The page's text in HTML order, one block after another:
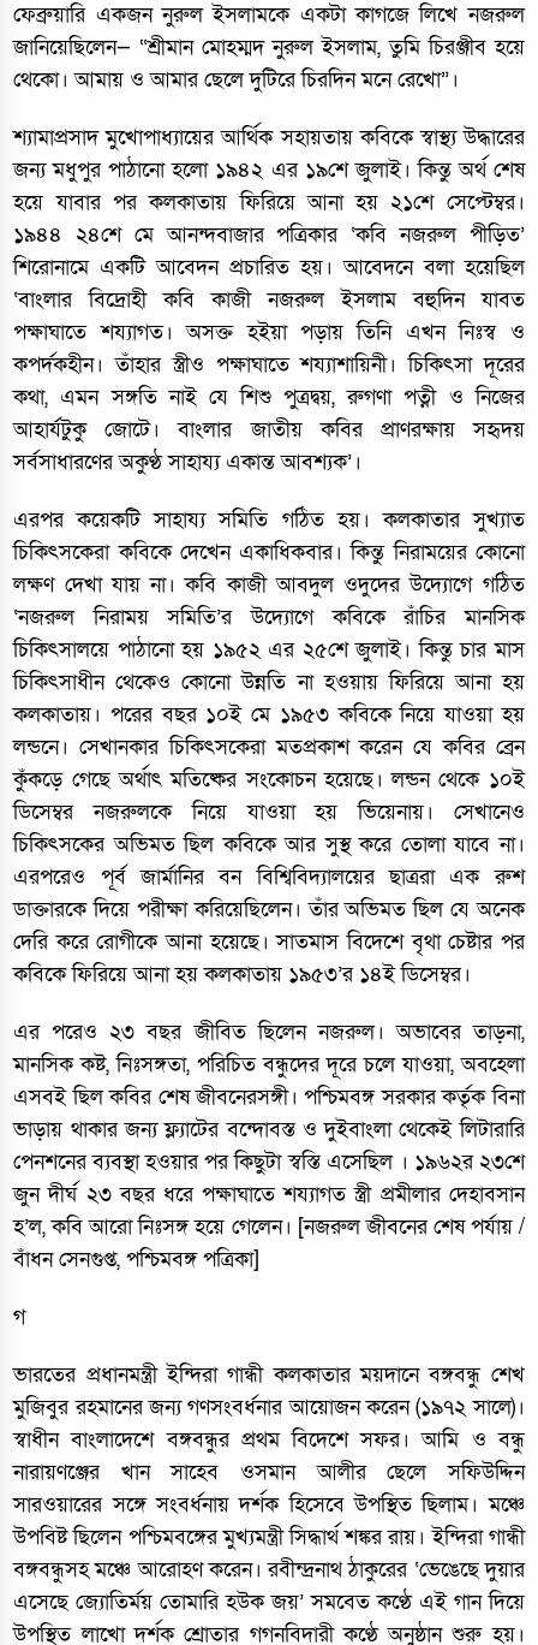
ফেব্রুয়ারি একজন নুরুল ইসলামকে একটা কাগজে লিখে নজরুল
জানিয়েছিলেন— “শ্রীমান মোহম্মদ নুরুল ইসলাম, তুমি চিরঞ্জীব হয়ে
থেকো। আমায় ও আমার ছেলে দুটিরে চিরদিন মনে রেখো”।
শ্যামাপ্রসাদ মুখোপাধ্যায়ের আর্থিক সহায়তায় কবিকে স্বাস্থ্য উদ্ধারের
জন্য মধুপুর পাঠানো হলো ১৯৪২ এর ১৯শে জুলাই। কিন্তু অর্থ শেষ
হয়ে যাবার পর কলকাতায় ফিরিয়ে আনা হয় ২১শে সেপ্টেম্বর।
১৯৪৪ ২৪শে মে আনন্দবাজার পত্রিকার ‘কবি নজরুল পীড়িত’
শিরোনামে একটি আবেদন প্রচারিত হয়। আবেদনে বলা হয়েছিল
‘বাংলার বিদ্রোহী কবি কাজী নজরুল ইসলাম বহুদিন যাবত
পক্ষাঘাতে শয্যাগত। অসক্ত হইয়া পড়ায় তিনি এখন নিঃস্ব ও
কপর্দকহীন। তাঁহার স্ত্রীও পক্ষাঘাতে শয্যাশায়িনী। চিকিৎসা দূরের
কথা, এমন সঙ্গতি নাই যে শিশু পুত্রদ্বয়, রুগণা পত্নী ও নিজের
আহার্যটুকু জোটে। বাংলার জাতীয় কবির প্রাণরক্ষায় সহৃদয়
সর্বসাধারণের অকুণ্ঠ সাহায্য একান্ত আবশ্যক’।
এরপর কয়েকটি সাহায্য সমিতি গঠিত হয়। কলকাতার সুখ্যাত
চিকিৎসকেরা কবিকে দেখেন একাধিকবার। কিন্তু নিরাময়ের কোনো
লক্ষণ দেখা যায় না। কবি কাজী আবদুল ওদুদের উদ্যোগে গঠিত
‘নজরুল নিরাময় সমিতি’র উদ্যোগে কবিকে রাঁচির মানসিক
চিকিৎসালয়ে পাঠানো হয় ১৯৫২ এর ২৫শে জুলাই। কিন্তু চার মাস
চিকিৎসাধীন থেকেও কোনো উন্নতি না হওয়ায় ফিরিয়ে আনা হয়
কলকাতায়। পরের বছর ১০ই মে ১৯৫৩ কবিকে নিয়ে যাওয়া হয়
লন্ডনে। সেখানকার চিকিৎসকেরা মতপ্রকাশ করেন যে কবির ব্রেন
কুঁকড়ে গেছে অর্থাৎ মতিষ্কের সংকোচন হয়েছে। লন্ডন থেকে ১০ই
ডিসেম্বর নজরুলকে নিয়ে যাওয়া হয় ভিয়েনায়। সেখানেও
চিকিৎসকের অভিমত ছিল কবিকে আর সুস্থ করে তোলা যাবে না।
এরপরেও পূর্ব জার্মানির বন বিশ্বিবিদ্যালয়ের ছাত্ররা এক রুশ
ডাক্তারকে দিয়ে পরীক্ষা করিয়েছিলেন। তাঁর অভিমত ছিল যে অনেক
দেরি করে রোগীকে আনা হয়েছে। সাতমাস বিদেশে বৃথা চেষ্টার পর
কবিকে ফিরিয়ে আনা হয় কলকাতায় ১৯৫৩’র ১৪ই ডিসেম্বর।
এর পরেও ২৩ বছর জীবিত ছিলেন নজরুল। অভাবের তাড়না,
মানসিক কষ্ট, নিঃসঙ্গতা, পরিচিত বন্ধুদের দূরে চলে যাওয়া, অবহেলা
এসবই ছিল কবির শেষ জীবনেরসঙ্গী। পশ্চিমবঙ্গ সরকার কর্তৃক বিনা
ভাড়ায় থাকার জন্য ফ্ল্যাটের বন্দোবস্ত ও দুইবাংলা থেকেই লিটারারি
পেনশনের ব্যবস্থা হওয়ার পর কিছুটা স্বস্তি এসেছিল । ১৯৬২র ২৩শে
জুন দীর্ঘ ২৩ বছর ধরে পক্ষাঘাতে শয্যাগত স্ত্রী প্রমীলার দেহাবসান
হ’ল, কবি আরো নিঃসঙ্গ হয়ে গেলেন। [নজরুল জীবনের শেষ পর্যায় /
বাঁধন সেনগুপ্ত, পশ্চিমবঙ্গ পত্রিকা]
গ
ভারতের প্রধানমন্ত্রী ইন্দিরা গান্ধী কলকাতার ময়দানে বঙ্গবন্ধু শেখ
মুজিবুর রহমানের জন্য গণসংবর্ধনার আয়োজন করেন (১৯৭২ সালে)।
স্বাধীন বাংলাদেশে বঙ্গবন্ধুর প্রথম বিদেশে সফর। আমি ও বন্ধু
নারায়ণঞ্জের খান সাহেব ওসমান আলীর ছেলে সফিউদ্দিন
সারওয়ারের সঙ্গে সংবর্ধনায় দর্শক হিসেবে উপস্থিত ছিলাম। মঞ্চে
উপবিষ্ট ছিলেন পশ্চিমবঙ্গের মুখ্যমন্ত্রী সিদ্ধার্থ শঙ্কর রায়। ইন্দিরা গান্ধী
বঙ্গবন্ধুসহ মঞ্চে আরোহণ করেন। রবীন্দ্রনাথ ঠাকুরের ‘ভেঙেছে দুয়ার
এসেছে জ্যোতির্ময় তোমারি হউক জয়’ সমবেত কণ্ঠে এই গান দিয়ে
উপস্থিত লাখো দর্শক শ্রোতার গগনবিদারী কণ্ঠে অনুষ্ঠান শুরু হয়।